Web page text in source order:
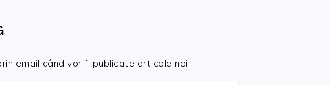
email când vor fi publicate articole noi.